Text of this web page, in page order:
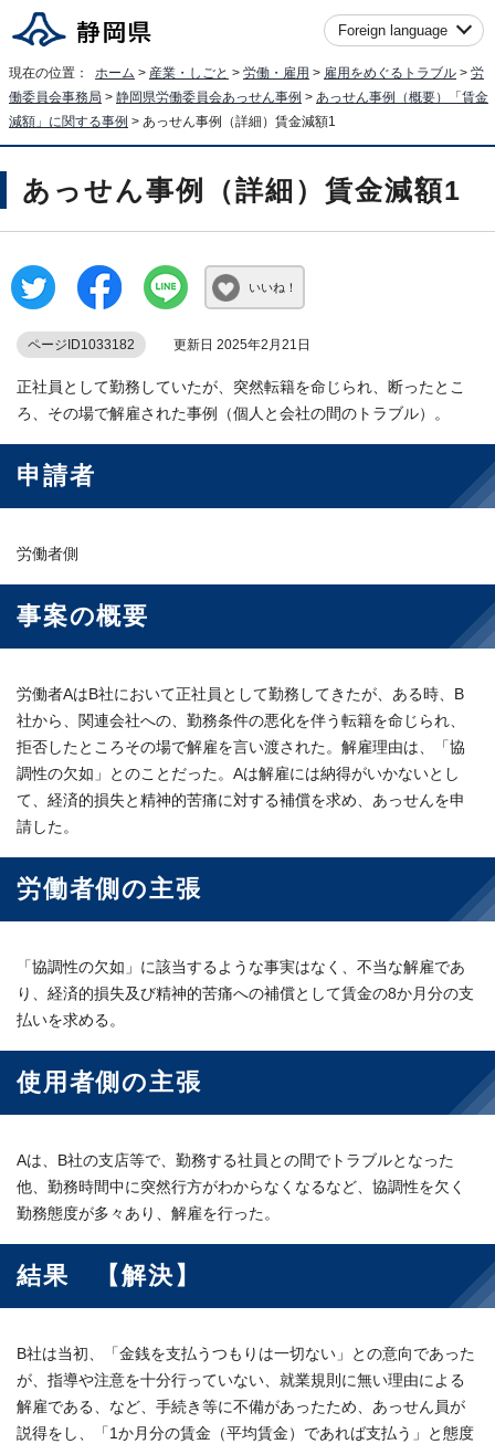
Foreign language
現在の位置： ホーム > 産業・しごと > 労働・雇用 > 雇用をめぐるトラブル > 労
働委員会事務局 > 静岡県労働委員会あっせん事例 > あっせん事例（概要）「賃金
減額」に関する事例 > あっせん事例（詳細）賃金減額1
あっせん事例（詳細）賃金減額1
いいね！
ページID1033182 更新日 2025年2月21日
正社員として勤務していたが、突然転籍を命じられ、断ったとこ
ろ、その場で解雇された事例（個人と会社の間のトラブル）。
申請者
労働者側
事案の概要
労働者AはB社において正社員として勤務してきたが、ある時、B
社から、関連会社への、勤務条件の悪化を伴う転籍を命じられ、
拒否したところその場で解雇を言い渡された。解雇理由は、「協
調性の欠如」とのことだった。Aは解雇には納得がいかないとし
て、経済的損失と精神的苦痛に対する補償を求め、あっせんを申
請した。
労働者側の主張
「協調性の欠如」に該当するような事実はなく、不当な解雇であ
り、経済的損失及び精神的苦痛への補償として賃金の8か月分の支
払いを求める。
使用者側の主張
Aは、B社の支店等で、勤務する社員との間でトラブルとなった
他、勤務時間中に突然行方がわからなくなるなど、協調性を欠く
勤務態度が多々あり、解雇を行った。
結果 【解決】
B社は当初、「金銭を支払うつもりは一切ない」との意向であった
が、指導や注意を十分行っていない、就業規則に無い理由による
解雇である、など、手続き等に不備があったため、あっせん員が
説得をし、「1か月分の賃金（平均賃金）であれば支払う」と態度